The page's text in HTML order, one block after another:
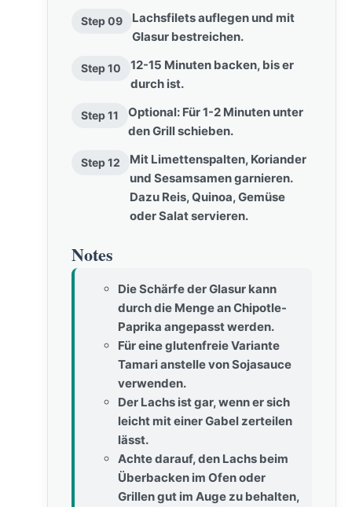
Step 09
Lachsfilets auflegen und mit
Glasur bestreichen.
Step 10
12-15 Minuten backen, bis er
durch ist.
Step 11
Optional: Für 1-2 Minuten unter
den Grill schieben.
Step 12
Mit Limettenspalten, Koriander
und Sesamsamen garnieren.
Dazu Reis, Quinoa, Gemüse
oder Salat servieren.
Notes
Die Schärfe der Glasur kann
durch die Menge an Chipotle-
Paprika angepasst werden.
Für eine glutenfreie Variante
Tamari anstelle von Sojasauce
verwenden.
Der Lachs ist gar, wenn er sich
leicht mit einer Gabel zerteilen
lässt.
Achte darauf, den Lachs beim
Überbacken im Ofen oder
Grillen gut im Auge zu behalten,